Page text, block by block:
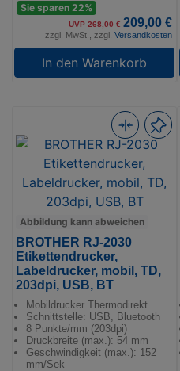
Sie sparen 22%
UVP 268,00 € 209,00 €
zzgl. MwSt., zzgl. Versandkosten
In den Warenkorb
Abbildung kann abweichen
BROTHER RJ-2030
Etikettendrucker,
Labeldrucker, mobil, TD,
203dpi, USB, BT
Mobildrucker Thermodirekt
Schnittstelle: USB, Bluetooth
8 Punkte/mm (203dpi)
Druckbreite (max.): 54 mm
Geschwindigkeit (max.): 152
mm/Sek